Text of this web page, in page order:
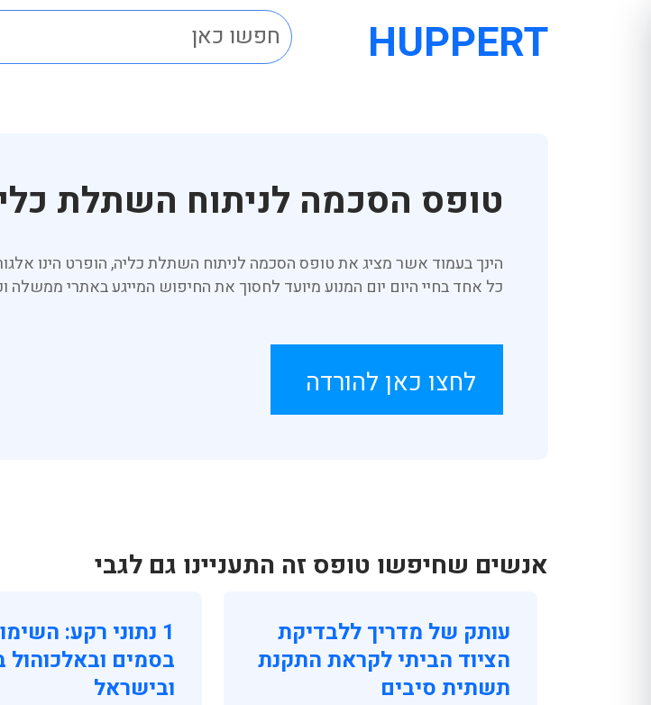
HUPPERT
טופס הסכמה לניתוח השתלת
הינך בעמוד אשר מציג את טופס הסכמה לניתוח השתלת כליה, הופרט הינו
כל אחד בחיי היום יום המנוע מיועד לחסוך את החיפוש המייגע באתרי ממשלה
לחצו כאן להורדה
אנשים שחיפשו טופס זה התעניינו גם לגבי
עותק של מדריך ללבדיקת
הציוד הביתי לקראת התקנת
תשתית סיבים
1 נתוני רקע:
בסמים ובאלכוהול
ובישראל